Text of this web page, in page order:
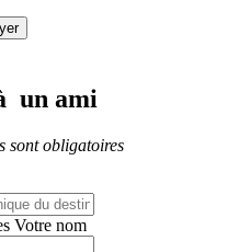
un ami
sont obligatoires
Votre nom